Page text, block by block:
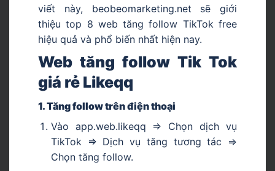
viết này, beobeomarketing.net sẽ giới
thiệu top 8 web tăng follow TikTok free
hiệu quả và phổ biến nhất hiện nay.
Web tăng follow Tik Tok
giá rẻ Likeqq
1. Tăng follow trên điện thoại
Vào app.web.likeqq => Chọn dịch vụ
TikTok => Dịch vụ tăng tương tác =>
Chọn tăng follow.